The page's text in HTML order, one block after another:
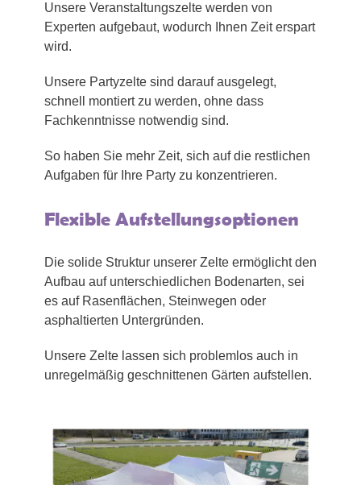
Unsere Veranstaltungszelte werden von
Experten aufgebaut, wodurch Ihnen Zeit erspart
wird.
Unsere Partyzelte sind darauf ausgelegt,
schnell montiert zu werden, ohne dass
Fachkenntnisse notwendig sind.
So haben Sie mehr Zeit, sich auf die restlichen
Aufgaben für Ihre Party zu konzentrieren.
Flexible Aufstellungsoptionen
Die solide Struktur unserer Zelte ermöglicht den
Aufbau auf unterschiedlichen Bodenarten, sei
es auf Rasenflächen, Steinwegen oder
asphaltierten Untergründen.
Unsere Zelte lassen sich problemlos auch in
unregelmäßig geschnittenen Gärten aufstellen.